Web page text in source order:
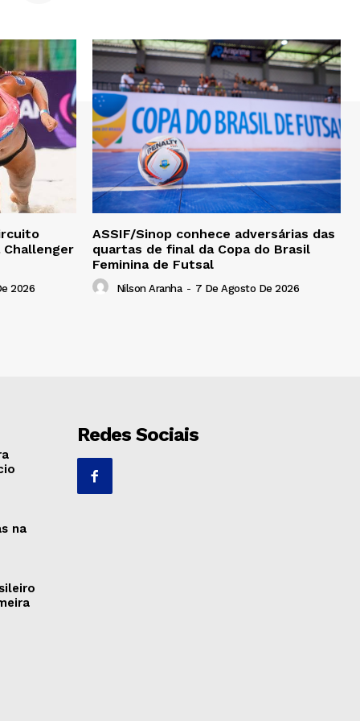
Challenger
2026
ASSIF/Sinop conhece adversárias das
quartas de final da Copa do Brasil
Feminina de Futsal
Nilson Aranha - 7 De Agosto De 2026
na
Redes Sociais